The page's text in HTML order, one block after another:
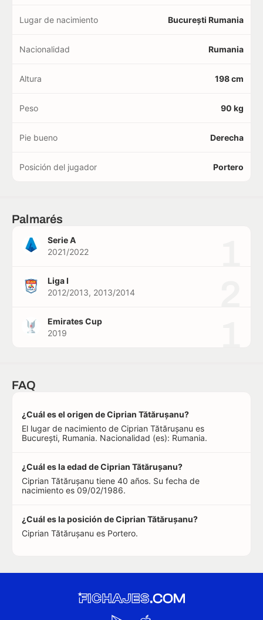
Lugar de nacimiento București Rumania
Nacionalidad Rumania
Altura 198 cm
Peso 90 kg
Pie bueno Derecha
Posición del jugador Portero
Palmarés
Serie A
2021/2022
Liga I
2012/2013, 2013/2014
Emirates Cup
2019
FAQ
¿Cuál es el origen de Ciprian Tătărușanu?
El lugar de nacimiento de Ciprian Tătărușanu es
București, Rumania. Nacionalidad (es): Rumania.
¿Cuál es la edad de Ciprian Tătărușanu?
Ciprian Tătărușanu tiene 40 años. Su fecha de
nacimiento es 09/02/1986.
¿Cuál es la posición de Ciprian Tătărușanu?
Ciprian Tătărușanu es Portero.